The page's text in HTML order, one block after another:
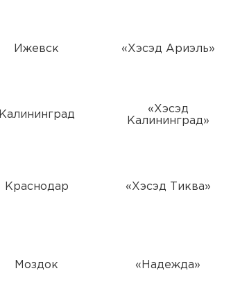
Ижевск «Хэсэд Ариэль»
Калининград
«Хэсэд
Калининград»
Краснодар «Хэсэд Тиква»
Моздок «Надежда»